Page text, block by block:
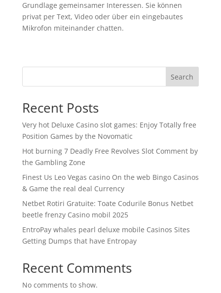
Grundlage gemeinsamer Interessen. Sie können
privat per Text, Video oder über ein eingebautes
Mikrofon miteinander chatten.
Search
Recent Posts
Very hot Deluxe Casino slot games: Enjoy Totally free
Position Games by the Novomatic
Hot burning 7 Deadly Free Revolves Slot Comment by
the Gambling Zone
Finest Us Leo Vegas casino On the web Bingo Casinos
& Game the real deal Currency
Netbet Rotiri Gratuite: Toate Codurile Bonus Netbet
beetle frenzy Casino mobil 2025
EntroPay whales pearl deluxe mobile Casinos Sites
Getting Dumps that have Entropay
Recent Comments
No comments to show.